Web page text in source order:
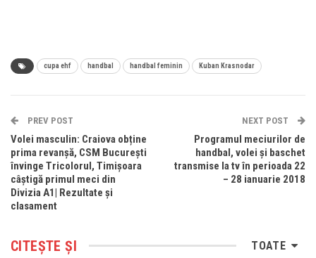
cupa ehf handbal handbal feminin Kuban Krasnodar
PREV POST
Volei masculin: Craiova obține
prima revanșă, CSM București
învinge Tricolorul, Timișoara
câștigă primul meci din
Divizia A1| Rezultate și
clasament
NEXT POST
Programul meciurilor de
handbal, volei și baschet
transmise la tv în perioada 22
– 28 ianuarie 2018
TOATE
CITEȘTE ȘI